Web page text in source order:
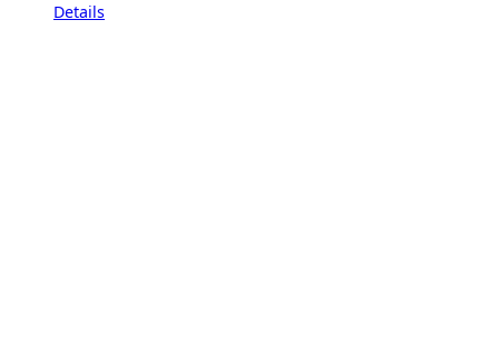
Details